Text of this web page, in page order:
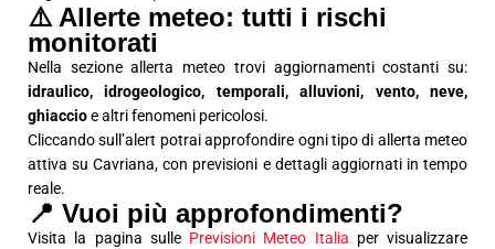
⚠️ Allerte meteo: tutti i rischi
monitorati
Nella sezione allerta meteo trovi aggiornamenti costanti su:
idraulico, idrogeologico, temporali, alluvioni, vento, neve,
ghiaccioe altri fenomeni pericolosi.
Cliccando sull’alert potrai approfondire ogni tipo di allerta meteo
attiva su Cavriana, con previsioni e dettagli aggiornati in tempo
reale.
📍 Vuoi più approfondimenti?
Visita la pagina sulle Previsioni Meteo Italia per visualizzare